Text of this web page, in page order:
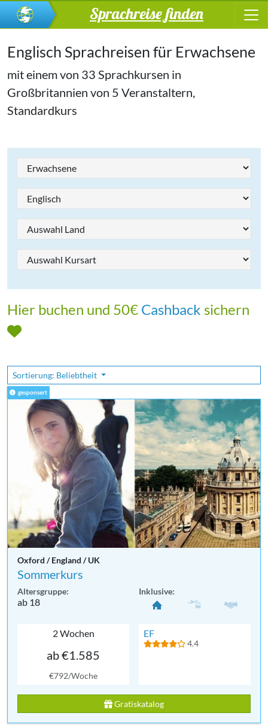
Sprachreise finden
Englisch Sprachreisen für Erwachsene
mit einem von 33 Sprachkursen in
Großbritannien von 5 Veranstaltern,
Standardkurs
Hier buchen und 50€ Cashback sichern
Sortierung: Beliebtheit
gesponsert
Oxford / England / UK
Sommerkurs
Altersgruppe:
ab 18
Inklusive:
2 Wochen
ab €1.585
€792/Woche
EF
4.4
Gratiskatalog